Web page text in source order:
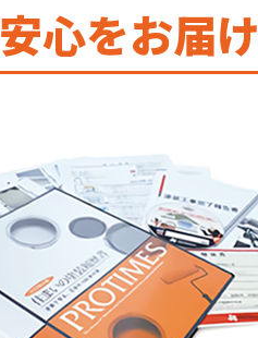
安心をお届け